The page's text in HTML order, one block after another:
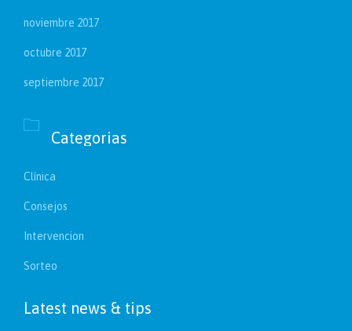
noviembre 2017
octubre 2017
septiembre 2017

Categorias
Clínica
Consejos
Intervencion
Sorteo
Latest news & tips